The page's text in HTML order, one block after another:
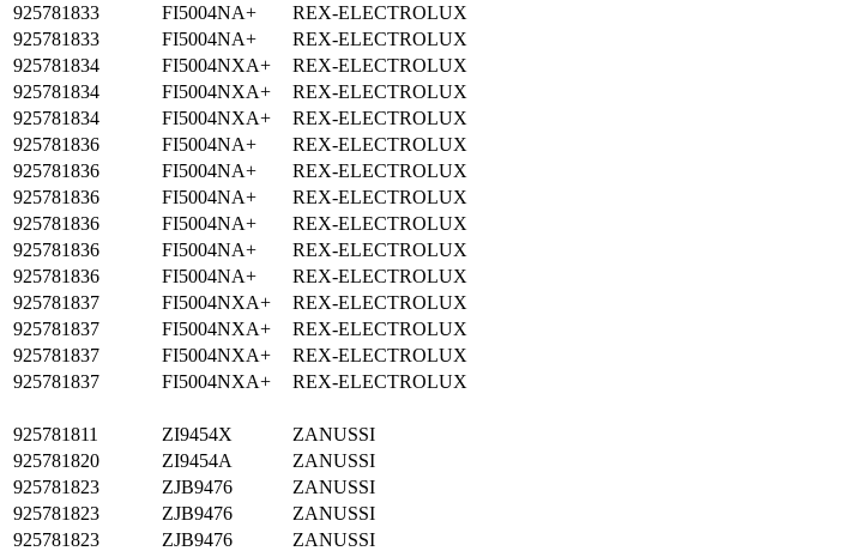
925781833
FI5004NA+
REX-ELECTROLUX
925781833
FI5004NA+
REX-ELECTROLUX
925781834
FI5004NXA+
REX-ELECTROLUX
925781834
FI5004NXA+
REX-ELECTROLUX
925781834
FI5004NXA+
REX-ELECTROLUX
925781836
FI5004NA+
REX-ELECTROLUX
925781836
FI5004NA+
REX-ELECTROLUX
925781836
FI5004NA+
REX-ELECTROLUX
925781836
FI5004NA+
REX-ELECTROLUX
925781836
FI5004NA+
REX-ELECTROLUX
925781836
FI5004NA+
REX-ELECTROLUX
925781837
FI5004NXA+
REX-ELECTROLUX
925781837
FI5004NXA+
REX-ELECTROLUX
925781837
FI5004NXA+
REX-ELECTROLUX
925781837
FI5004NXA+ REX-ELECTROLUX
925781811 ZI9454X
ZANUSSI
925781820
ZI9454A
ZANUSSI
925781823
ZJB9476
ZANUSSI
925781823
ZJB9476
ZANUSSI
925781823
ZJB9476
ZANUSSI